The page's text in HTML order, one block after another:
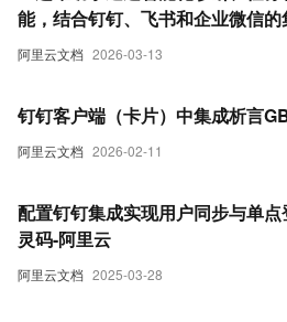
阿里云文档 2026-03-13
能，结合钉钉、飞书和企业微信
效运维管理。
阿里云文档 2026-02-11
钉钉客户端（卡片）中集成析言
阿里云文档 2025-03-28
配置钉钉集成实现用户同步与单
灵码-阿里云